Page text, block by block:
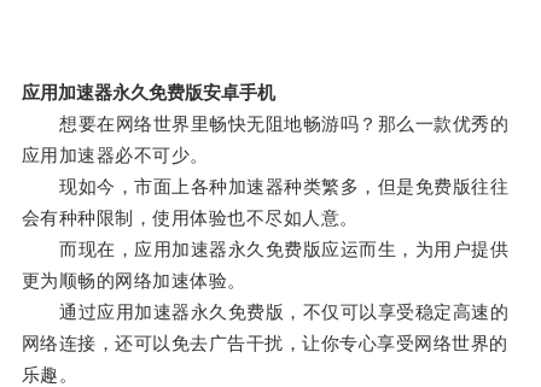
应用加速器永久免费版安卓手机
想要在网络世界里畅快无阻地畅游吗？那么一款优秀的
应用加速器必不可少。
现如今，市面上各种加速器种类繁多，但是免费版往往
会有种种限制，使用体验也不尽如人意。
而现在，应用加速器永久免费版应运而生，为用户提供
更为顺畅的网络加速体验。
通过应用加速器永久免费版，不仅可以享受稳定高速的
网络连接，还可以免去广告干扰，让你专心享受网络世界的
乐趣。